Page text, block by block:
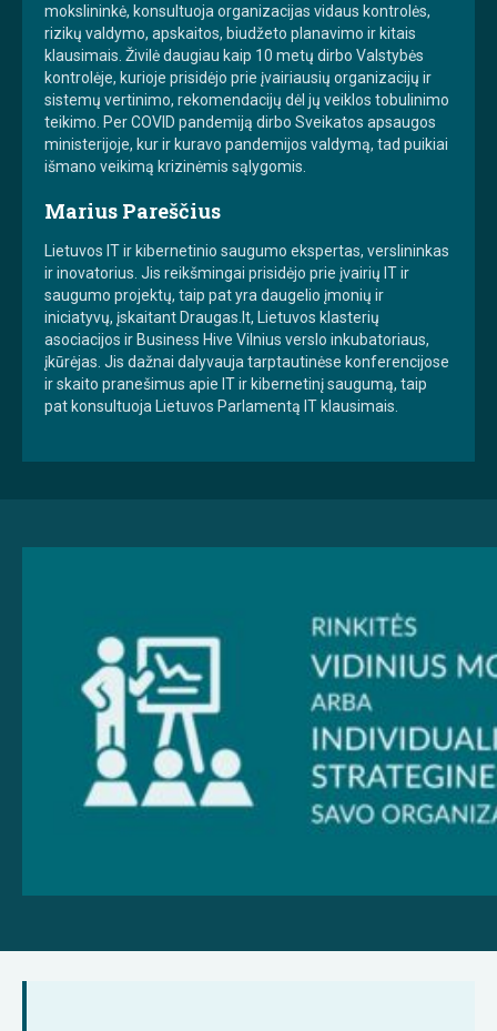
mokslininkė, konsultuoja organizacijas vidaus kontrolės,
rizikų valdymo, apskaitos, biudžeto planavimo ir kitais
klausimais. Živilė daugiau kaip 10 metų dirbo Valstybės
kontrolėje, kurioje prisidėjo prie įvairiausių organizacijų ir
sistemų vertinimo, rekomendacijų dėl jų veiklos tobulinimo
teikimo. Per COVID pandemiją dirbo Sveikatos apsaugos
ministerijoje, kur ir kuravo pandemijos valdymą, tad puikiai
išmano veikimą krizinėmis sąlygomis.
Marius Pareščius
Lietuvos IT ir kibernetinio saugumo ekspertas, verslininkas
ir inovatorius. Jis reikšmingai prisidėjo prie įvairių IT ir
saugumo projektų, taip pat yra daugelio įmonių ir
iniciatyvų, įskaitant Draugas.lt, Lietuvos klasterių
asociacijos ir Business Hive Vilnius verslo inkubatoriaus,
įkūrėjas. Jis dažnai dalyvauja tarptautinėse konferencijose
ir skaito pranešimus apie IT ir kibernetinį saugumą, taip
pat konsultuoja Lietuvos Parlamentą IT klausimais.